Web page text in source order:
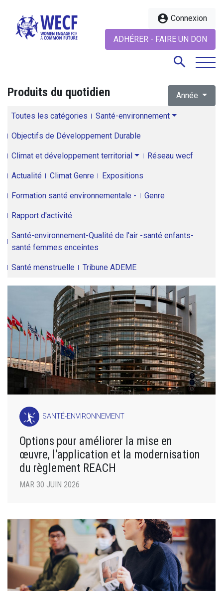
account_circle Connexion
ADHÉRER - FAIRE UN DON
search
Produits du quotidien Année
Toutes les catégories Santé-environnement
Objectifs de Développement Durable
Climat et développement territorial Réseau wecf
Actualité Climat Genre Expositions
Formation santé environnementale - Genre
Rapport d'activité
Santé-environnement-Qualité de l'air -santé enfants-
santé femmes enceintes
Santé menstruelle Tribune ADEME
SANTÉ-ENVIRONNEMENT
Options pour améliorer la mise en
œuvre, l’application et la modernisation
du règlement REACH
MAR 30 JUIN 2026